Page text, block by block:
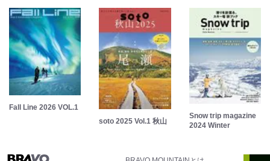
Fall Line 2026 VOL.1
soto 2025 Vol.1 秋山
Snow trip magazine
2024 Winter